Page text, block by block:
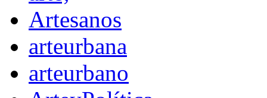
Artesanos
arteurbana
arteurbano